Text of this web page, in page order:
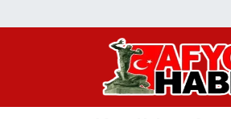
Afyon Haber